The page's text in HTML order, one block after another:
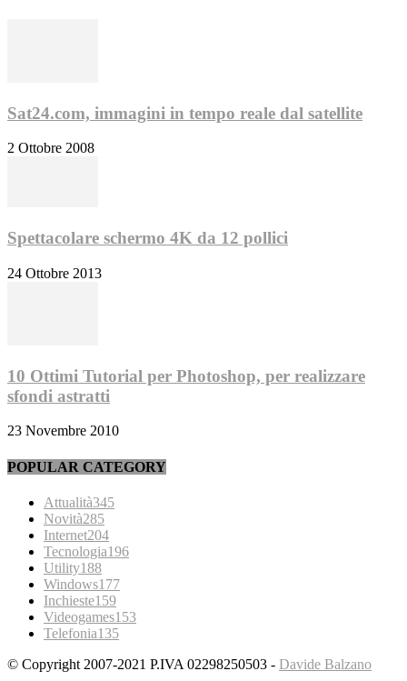
Sat24.com, immagini in tempo reale dal satellite
2 Ottobre 2008
Spettacolare schermo 4K da 12 pollici
24 Ottobre 2013
10 Ottimi Tutorial per Photoshop, per realizzare
sfondi astratti
23 Novembre 2010
POPULAR CATEGORY
Attualità345
Novità285
Internet204
Tecnologia196
Utility188
Windows177
Inchieste159
Videogames153
Telefonia135
© Copyright 2007-2021 P.IVA 02298250503 - Davide Balzano